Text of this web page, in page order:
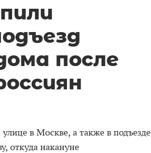
после
в Москве, а также в подъезде
откуда накануне